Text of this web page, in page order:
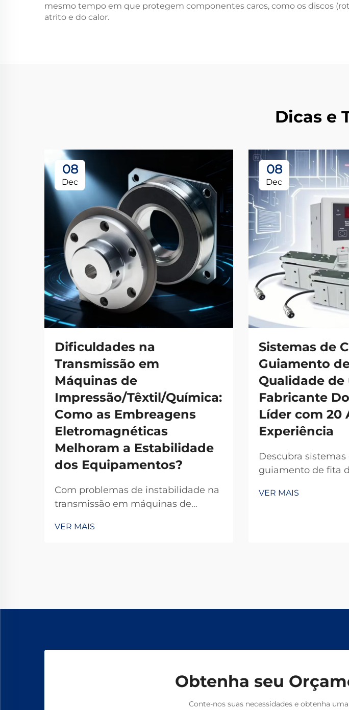
mesmo tempo em que protegem componentes caros, como os discos
atrito e do calor.
Dicas e
08
Dec
Dificuldades na
Transmissão em
Máquinas de
Impressão/Têxtil/Química:
Como as Embreagens
Eletromagnéticas
Melhoram a Estabilidade
dos Equipamentos?
Com problemas de instabilidade na
transmissão em máquinas de
embreagens eletromagnéticas TJ-A
VER MAIS
08
Dec
Sistemas de
Guiamento
Qualidade de
Fabricante
Líder com 20
Experiência
Descubra
guiamento de fita
confiável com 20
VER MAIS
Obtenha seu
Conte-nos suas necessidades e obtenha